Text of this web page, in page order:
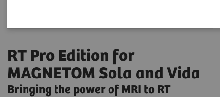
RT Pro Edition for
MAGNETOM Sola and Vida
Bringing the power of MRI to RT